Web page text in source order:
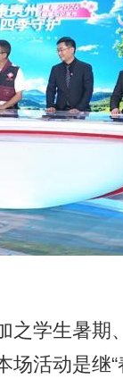
学生暑期
活动是继“